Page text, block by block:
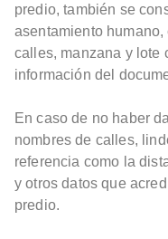
predio, también se
asentamiento
calles, manzana y lote
información del
En caso de no haber
nombres de calles,
referencia como la
y otros datos que
predio.